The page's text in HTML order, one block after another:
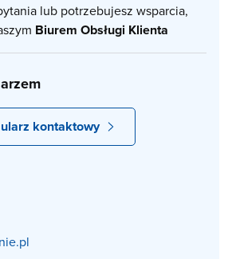
lub potrzebujesz wsparcia,
Biurem Obsługi Klienta
kontaktowy